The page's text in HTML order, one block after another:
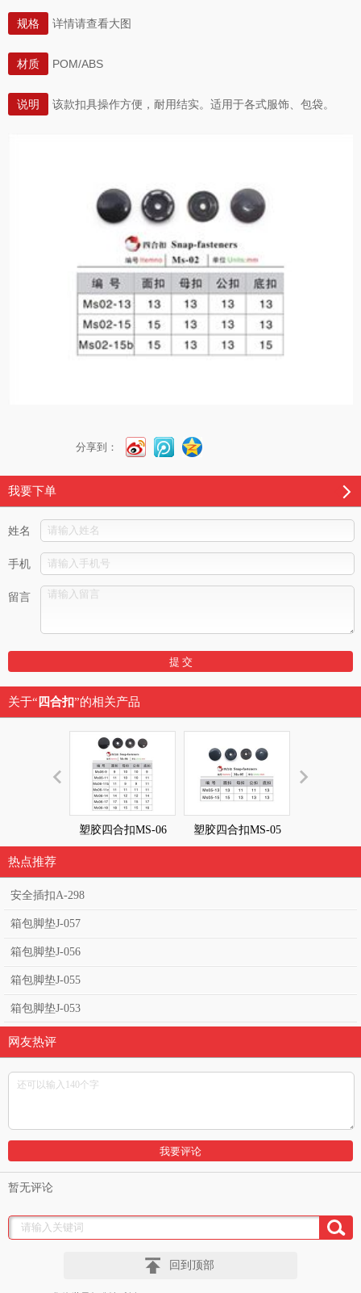
规格 详情请查看大图
材质 POM/ABS
说明 该款扣具操作方便，耐用结实。适用于各式服饰、包袋。
分享到：
我要下单
姓名
手机
留言
关于“ 四合扣”的相关产品
塑胶四合扣MS-06 塑胶四合扣MS-05
热点推荐
安全插扣A-298
箱包脚垫J-057
箱包脚垫J-056
箱包脚垫J-055
箱包脚垫J-053
网友热评
暂无评论
回到顶部